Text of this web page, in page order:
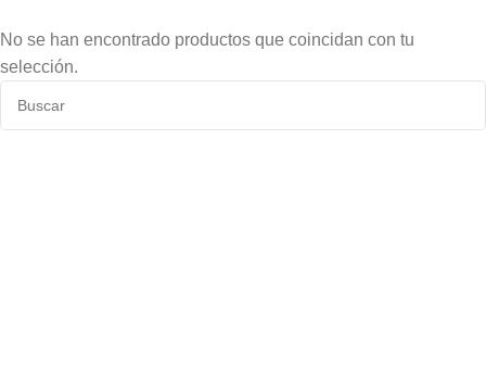
No se han encontrado productos que coincidan con tu
selección.